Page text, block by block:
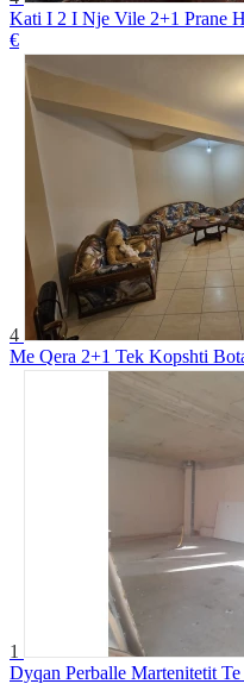
Kati I 2 I Nje Vile 2+1 Prane
€
4
Me Qera 2+1 Tek Kopshti
1
Dyqan Perballe Martenitetit